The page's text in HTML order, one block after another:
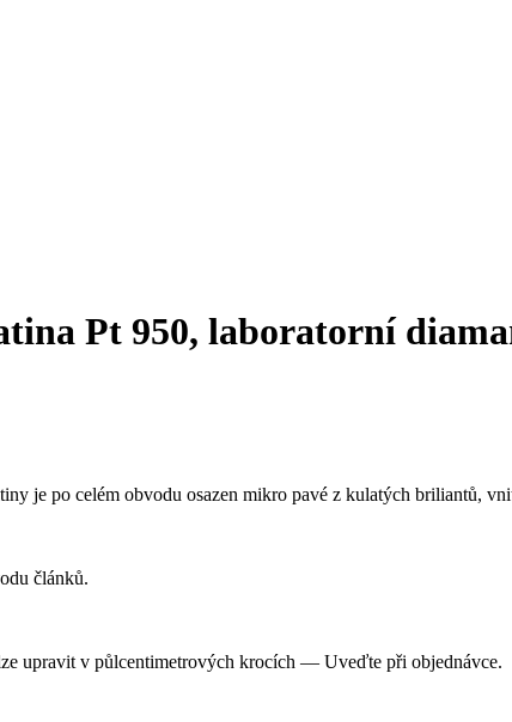
Pt 950, laboratorní
je po celém obvodu osazen mikro pavé z kulatých briliantů,
článků.
upravit v půlcentimetrových krocích — Uveďte při objednávce.